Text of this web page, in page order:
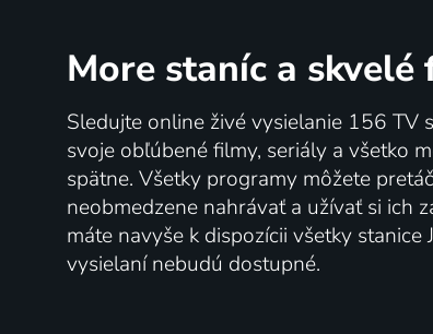
78%
5 dielov
More staníc a skvelé
Sledujte online živé vysielanie 156 TV
svoje obľúbené filmy, seriály a všetko
spätne. Všetky programy môžete
neobmedzene nahrávať a užívať si ich
máte navyše k dispozícii všetky stanice
vysielaní nebudú dostupné.